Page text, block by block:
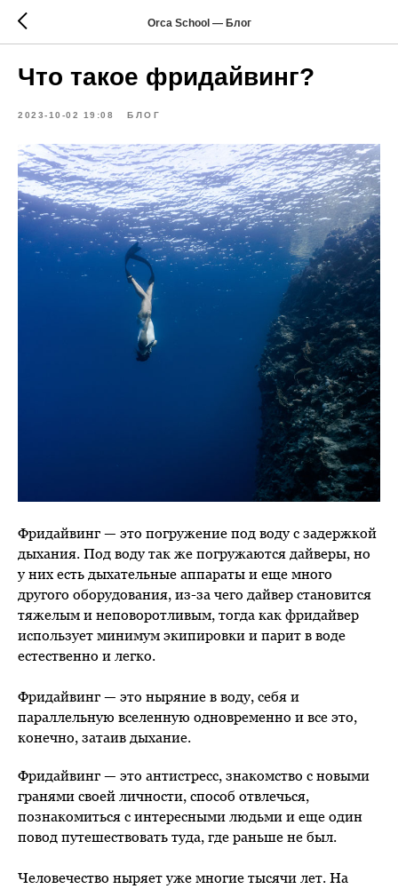
Orca School — Блог
Что такое фридайвинг?
2023-10-02 19:08 БЛОГ
Фридайвинг — это погружение под воду с задержкой
дыхания. Под воду так же погружаются дайверы, но
у них есть дыхательные аппараты и еще много
другого оборудования, из-за чего дайвер становится
тяжелым и неповоротливым, тогда как фридайвер
использует минимум экипировки и парит в воде
естественно и легко.
Фридайвинг — это ныряние в воду, себя и
параллельную вселенную одновременно и все это,
конечно, затаив дыхание.
Фридайвинг — это антистресс, знакомство с новыми
гранями своей личности, способ отвлечься,
познакомиться с интересными людьми и еще один
повод путешествовать туда, где раньше не был.
Человечество ныряет уже многие тысячи лет. На